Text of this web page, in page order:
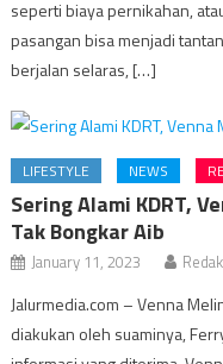
seperti biaya pernikahan,
pasangan bisa menjadi
berjalan selaras, […]
LIFESTYLE NEWS
Sering Alami KDRT,
Tak Bongkar Aib
January 11, 2023
Jalurmedia.com – Venna
diakukan oleh suaminya,